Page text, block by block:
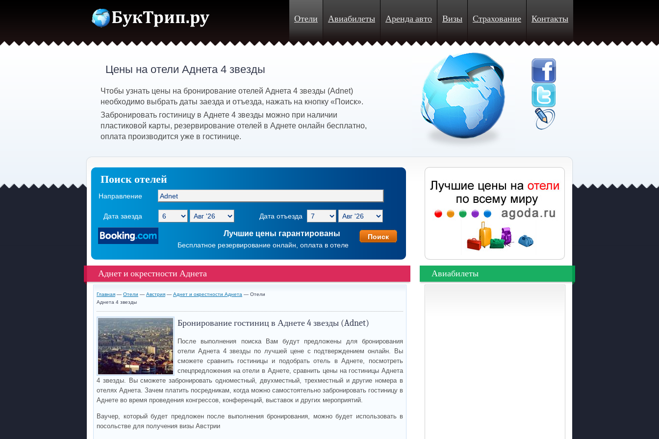
Отели Авиабилеты Аренда авто Визы Страхование Контакты
Цены на отели Аднета 4 звезды
Чтобы узнать цены на бронирование отелей Аднета 4 звезды (Adnet)
необходимо выбрать даты заезда и отъезда, нажать на кнопку «Поиск».
Забронировать гостиницу в Аднете 4 звезды можно при наличии
пластиковой карты, резервирование отелей в Аднете онлайн бесплатно,
оплата производится уже в гостинице.
Поиск отелей
Направление
Дата заезда Дата отъезда
Лучшие цены гарантированы
Бесплатное резервирование онлайн, оплата в отеле
Аднет и окрестности Аднета
Главная — Отели — Австрия — Аднет и окрестности Аднета — Отели
Аднета 4 звезды
Бронирование гостиниц в Аднете 4 звезды (Adnet)
После выполнения поиска Вам будут предложены для бронирования
отели Аднета 4 звезды по лучшей цене с подтверждением онлайн. Вы
сможете сравнить гостиницы и подобрать отель в Аднете, посмотреть
спецпредложения на отели в Аднете, сравнить цены на гостиницы Аднета
4 звезды. Вы сможете забронировать одноместный, двухместный, трехместный и другие номера в
отелях Аднета. Зачем платить посредникам, когда можно самостоятельно забронировать гостиницу в
Аднете во время проведения конгрессов, конференций, выставок и других мероприятий.
Ваучер, который будет предложен после выполнения бронирования, можно будет использовать в
посольстве для получения визы Австрии
Авиабилеты